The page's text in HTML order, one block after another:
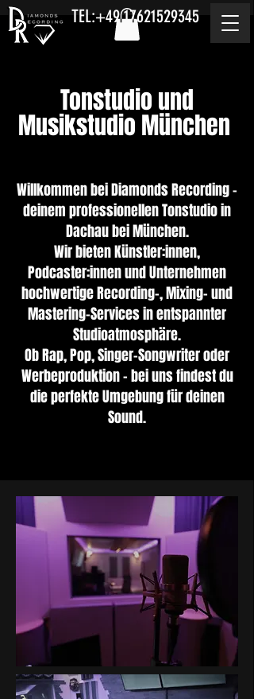
TEL:+49 17621529345
Tonstudio und
Musikstudio München
Willkommen bei Diamonds Recording –
deinem professionellen Tonstudio in
Dachau bei München.
Wir bieten Künstler:innen,
Podcaster:innen und Unternehmen
hochwertige Recording-, Mixing- und
Mastering-Services in entspannter
Studioatmosphäre.
Ob Rap, Pop, Singer-Songwriter oder
Werbeproduktion – bei uns findest du
die perfekte Umgebung für deinen
Sound.